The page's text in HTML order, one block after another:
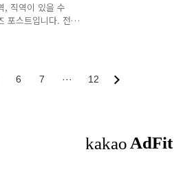
, 직역이 있을 수
포스트입니다. 전
DDD로 유명한
서
본질을 이해하는
사고 방식이 있기
6 7 ··· 12